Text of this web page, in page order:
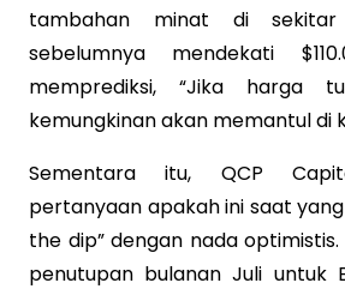
tambahan minat di
sebelumnya mendekati
memprediksi, “Jika harga
kemungkinan akan memantul di
Sementara itu, QCP
pertanyaan apakah ini saat
the dip” dengan nada
penutupan bulanan Juli untuk